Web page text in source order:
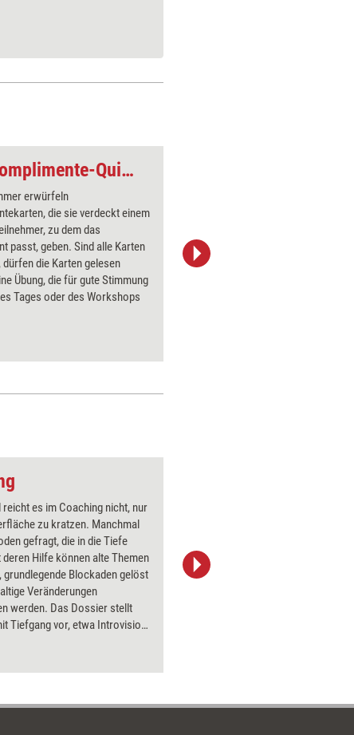
Moderations-Tool: Komplimente-Quickie
erwürfeln
die sie verdeckt einem
zu dem das
passt, geben. Sind alle Karten
die Karten gelesen
Übung, die für gute Stimmung
Tages oder des Workshops
reicht es im Coaching nicht, nur
zu kratzen. Manchmal
gefragt, die in die Tiefe
deren Hilfe können alte Themen
grundlegende Blockaden gelöst
Veränderungen
werden. Das Dossier stellt
Tiefgang vor, etwa Introvision-